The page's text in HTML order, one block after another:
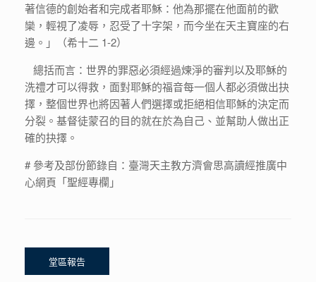
著信德的創始者和完成者耶穌：他為那擺在他面前的歡
欒，輕視了凌辱，忍受了十字架，而今坐在天主寶座的右
邊。」（希十二 1-2）
總括而言：世界的罪惡必須經過煉淨的審判以及耶穌的
洗禮才可以得救，面對耶穌的福音每一個人都必須做出抉
擇，整個世界也將因著人們選擇或拒絕相信耶穌的決定而
分裂。基督徒蒙召的目的就在於為自己、並幫助人做出正
確的抉擇。
# 參考及部份節錄自：臺灣天主教方濟會思高讀經推廣中
心網頁「聖經專欄」